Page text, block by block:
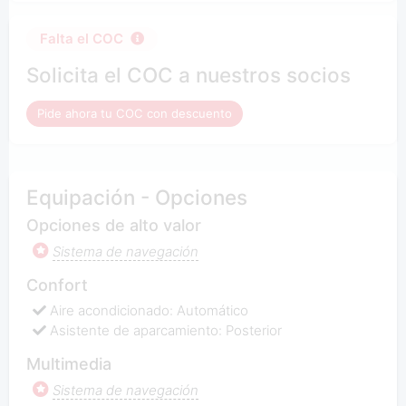
Falta el COC
Solicita el COC a nuestros socios
Pide ahora tu COC con descuento
Equipación - Opciones
Opciones de alto valor
Sistema de navegación
Confort
Aire acondicionado: Automático
Asistente de aparcamiento: Posterior
Multimedia
Sistema de navegación